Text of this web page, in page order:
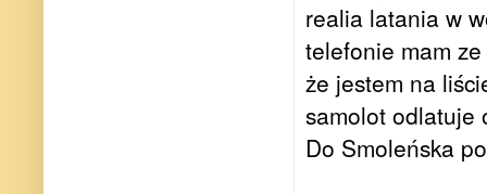
realia latania w
telefonie mam
że jestem na
samolot odlatuje
Do Smoleńska